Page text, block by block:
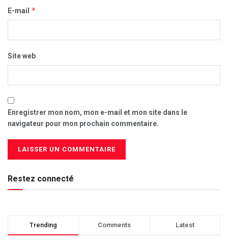
E-mail *
Site web
Enregistrer mon nom, mon e-mail et mon site dans le
navigateur pour mon prochain commentaire.
Restez connecté
Trending Comments Latest